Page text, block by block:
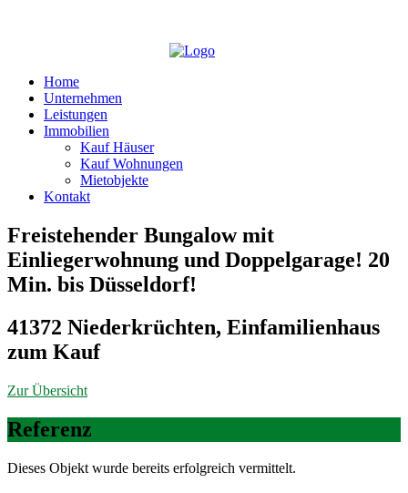
Home
Unternehmen
Leistungen
Immobilien
Kauf Häuser
Kauf Wohnungen
Mietobjekte
Kontakt
Freistehender Bungalow mit
Einliegerwohnung und Doppelgarage! 20
Min. bis Düsseldorf!
41372 Niederkrüchten, Einfamilienhaus
zum Kauf
Zur Übersicht
Referenz
Dieses Objekt wurde bereits erfolgreich vermittelt.